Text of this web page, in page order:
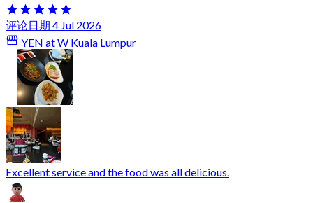
评论日期 4 Jul 2026
YEN at W Kuala Lumpur
Excellent service and the food was all delicious.